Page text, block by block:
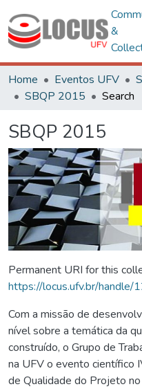
&
Home Eventos UFV
SBQP 2015
Search
SBQP 2015
Permanent URI for this
https://locus.ufv.br/
Com a missão de
nível sobre a temática da
construído, o Grupo de
na UFV o evento científico
de Qualidade do Projeto